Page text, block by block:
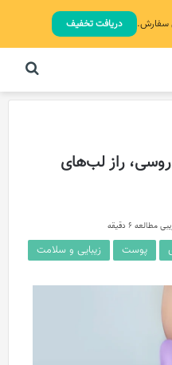
سفارش. دریافت تخفیف
راز لب‌های
مطالعه 6 دقیقه
پوست زیبایی و سلامت